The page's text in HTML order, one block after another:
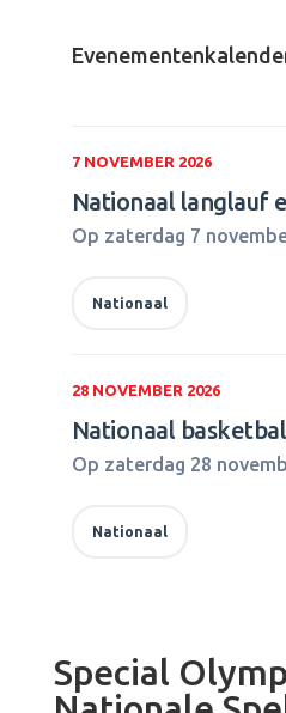
7 NOVEMBER 2026
Nationaal langlauf
Nationaal
28 NOVEMBER 2026
Nationaal
Nationaal
Special